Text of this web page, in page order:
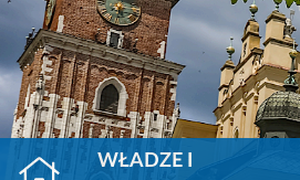
WŁADZE I